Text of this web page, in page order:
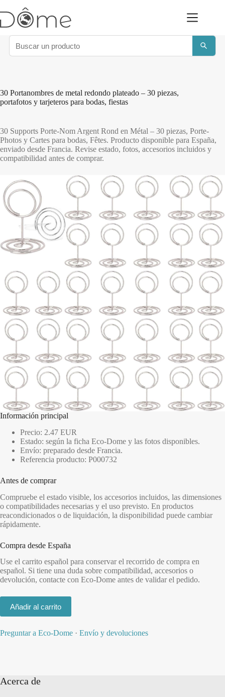
al
contenido
30 Portanombres de metal redondo plateado – 30 piezas,
portafotos y tarjeteros para bodas, fiestas
30 Supports Porte-Nom Argent Rond en Métal – 30 piezas, Porte-
Photos y Cartes para bodas, Fêtes. Producto disponible para España,
enviado desde Francia. Revise estado, fotos, accesorios incluidos y
compatibilidad antes de comprar.
Información principal
Precio: 2.47 EUR
Estado: según la ficha Eco-Dome y las fotos disponibles.
Envío: preparado desde Francia.
Referencia producto: P000732
Antes de comprar
Compruebe el estado visible, los accesorios incluidos, las dimensiones
o compatibilidades necesarias y el uso previsto. En productos
reacondicionados o de liquidación, la disponibilidad puede cambiar
rápidamente.
Compra desde España
Use el carrito español para conservar el recorrido de compra en
español. Si tiene una duda sobre compatibilidad, accesorios o
devolución, contacte con Eco-Dome antes de validar el pedido.
Añadir al carrito
Preguntar a Eco-Dome · Envío y devoluciones
Acerca de